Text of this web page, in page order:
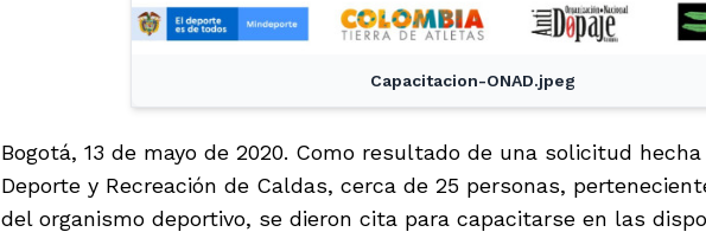
Capacitacion-ONAD.jpeg
Bogotá, 13 de mayo de 2020. Como resultado de una solicitud
Deporte y Recreación de Caldas, cerca de 25 personas,
del organismo deportivo, se dieron cita para capacitarse en las